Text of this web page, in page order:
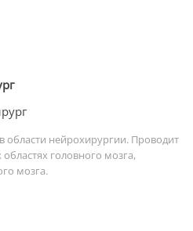
области нейрохирургии. Проводит
головного мозга,
мозга.